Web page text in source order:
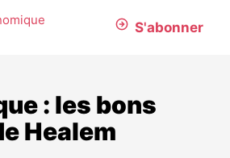
S'abonner
: les bons
Healem